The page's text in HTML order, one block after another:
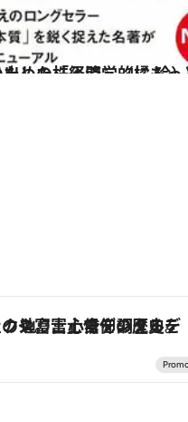
投資法」とは？ 『新・臆病者のための株入門』（橘 玲）
「星のや富士」でデジタルデトックス。冨士信仰の歴史を辿り、心身を調える。